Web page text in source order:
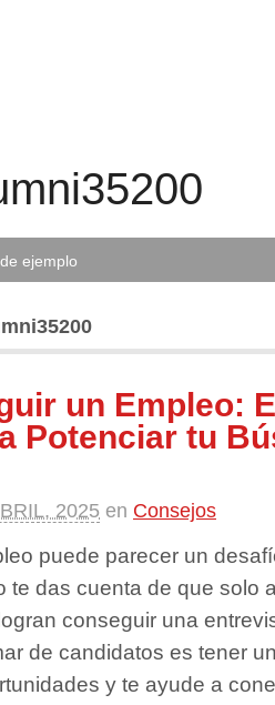
ejemplo
un Empleo:
Potenciar tu
2025 en Consejos
puede parecer un
te das cuenta de que solo
conseguir una
de candidatos es tener
y te ayude a